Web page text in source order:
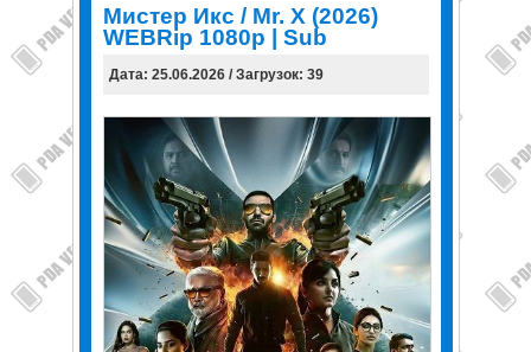
Мистер Икс / Mr. X (2026)
WEBRip 1080p | Sub
Дата: 25.06.2026 / Загрузок: 39